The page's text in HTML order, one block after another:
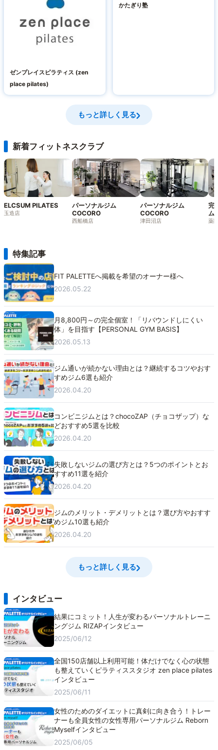
ゼンプレイスピラティス (zen
place pilates)
かたぎり塾
もっと詳しく見る
新着フィットネスクラブ
ELCSUM PILATES
玉造店
パーソナルジム
COCORO
西船橋店
パーソナルジム
COCORO
津田沼店
完
ム
薬
特集記事
FIT PALETTEへ掲載を希望のオーナー様へ
2026.05.22
月8,800円～の完全個室！「リバウンドしにくい
体」を目指す【PERSONAL GYM BASIS】
2026.05.13
ジム通いが続かない理由とは？継続するコツやおす
すめジム6選も紹介
2026.04.20
コンビニジムとは？chocoZAP（チョコザップ）な
どおすすめ5選を比較
2026.04.20
失敗しないジムの選び方とは？5つのポイントとお
すすめ11選を紹介
2026.04.20
ジムのメリット・デメリットとは？選び方やおすす
めジム10選も紹介
2026.04.20
もっと詳しく見る
インタビュー
結果にコミット！人生が変わるパーソナルトレーニ
ングジム RIZAPインタビュー
2025/06/12
全国150店舗以上利用可能！体だけでなく心の状態
も整えていくピラティススタジオ zen place pilates
インタビュー
2025/06/11
女性のためのダイエットに真剣に向き合う！トレー
ナーも全員女性の女性専用パーソナルジム Reborn
Myselfインタビュー
2025/06/05